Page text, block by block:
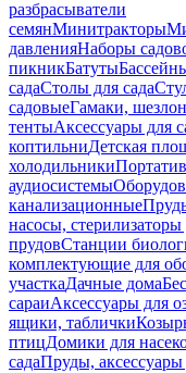
разбрасыватели
семянМинитракторы
давленияНаборы
пикникБатуты
садаСтолы для сада
садовыеГамаки,
тентыАксессуары для
коптильниДетская
холодильники
аудиосистемы
канализационные
насосы, стерилизаторы
прудовСтанции
комплектующие для
участкаДачные дома
сараиАксессуары для
ящики, таблички
птицДомики для
садаПруды, аксессуары